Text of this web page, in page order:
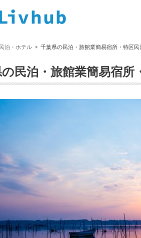
民泊・ホテル 千葉県の民泊・旅館業簡易宿所・特区
民泊・旅館業簡易宿